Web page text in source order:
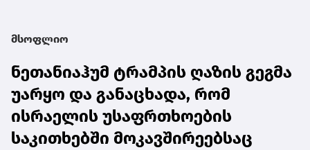
მსოფლიო
ნეთანიაჰუმ ტრამპის ღაზის გეგმა
უარყო და განაცხადა, რომ
ისრაელის უსაფრთხოების
საკითხებში მოკავშირეებსაც